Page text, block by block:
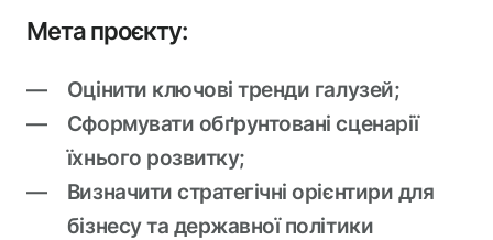
Мета проєкту:
Оцінити ключові тренди галузей;
Сформувати обґрунтовані сценарії
їхнього розвитку;
Визначити стратегічні орієнтири для
бізнесу та державної політики